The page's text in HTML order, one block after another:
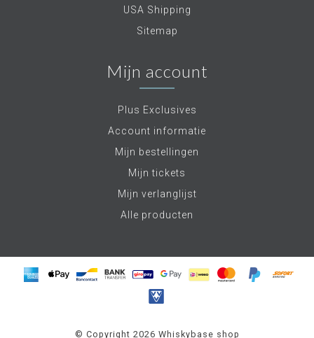
USA Shipping
Sitemap
Mijn account
Plus Exclusives
Account informatie
Mijn bestellingen
Mijn tickets
Mijn verlanglijst
Alle producten
© Copyright 2026 Whiskybase shop